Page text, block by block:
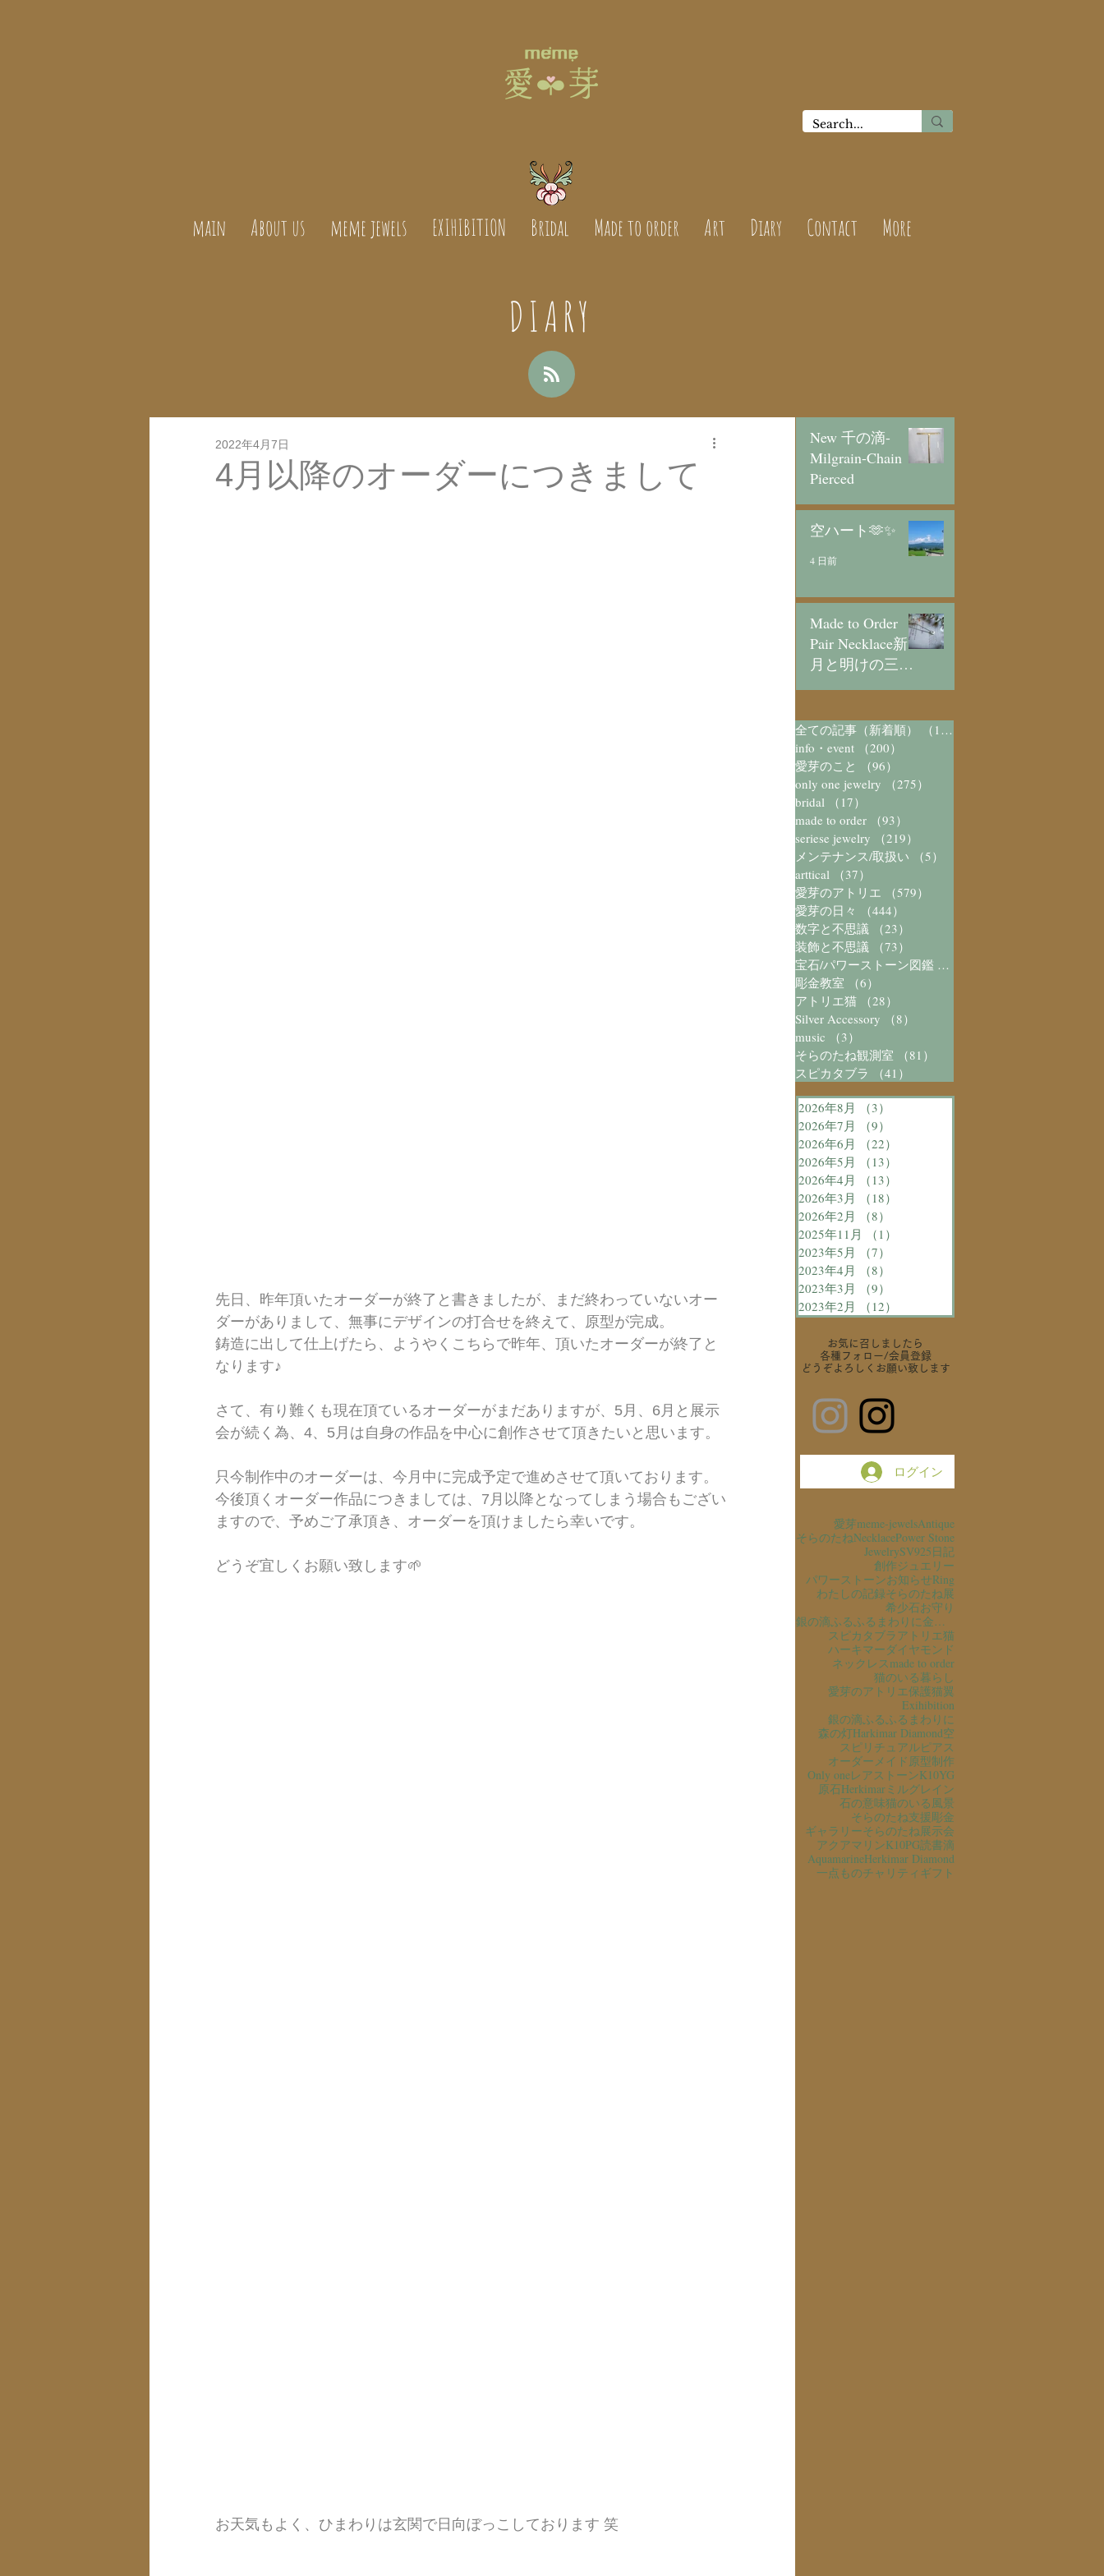
main About us meme jewels EXIHIBITION Bridal Made to order Art Diary Contact More
DIARY
4月以降のオーダーにつきまして
2022年4月7日
先日、昨年頂いたオーダーが終了と書きましたが、まだ終わっていないオー
ダーがありまして、無事にデザインの打合せを終えて、原型が完成。
鋳造に出して仕上げたら、ようやくこちらで昨年、頂いたオーダーが終了と
なります♪
さて、有り難くも現在頂ているオーダーがまだありますが、5月、6月と展示
会が続く為、4、5月は自身の作品を中心に創作させて頂きたいと思います。
只今制作中のオーダーは、今月中に完成予定で進めさせて頂いております。
今後頂くオーダー作品につきましては、7月以降となってしまう場合もござい
ますので、予めご了承頂き、オーダーを頂けましたら幸いです。
どうぞ宜しくお願い致します🌱
お天気もよく、ひまわりは玄関で日向ぼっこしております 笑
New 千の滴-
Milgrain-Chain
Pierced
2 日前
空ハート🫶✨
4 日前
Made to Order
Pair Necklace新
月と明けの三日
5 日前
全ての記事（新着順） （1,073）
info・event
（200）
愛芽のこと
（96）
only one jewelry
（275）
bridal
（17）
made to order
（93）
seriese jewelry
（219）
メンテナンス/取扱い
（5）
arttical
（37）
愛芽のアトリエ
（579）
愛芽の日々
（444）
数字と不思議
（23）
装飾と不思議
（73）
宝石/パワーストーン図鑑 （41）
彫金教室
（6）
アトリエ猫
（28）
Silver Accessory
（8）
music
（3）
そらのたね観測室
（81）
スピカタブラ
（41）
2026年8月 （3）
2026年7月
（9）
2026年6月
（22）
2026年5月
（13）
2026年4月
（13）
2026年3月
（18）
2026年2月
（8）
2025年11月
（1）
2023年5月
（7）
2023年4月
（8）
2023年3月
（9）
2023年2月
（12）
お気に召しましたら
各種フォロー/会員登録
どうぞよろしくお願い致します
ログイン
愛芽meme-jewelsAntique
そらのたねNecklacePower Stone
JewelrySV925日記
創作ジュエリー
パワーストーンお知らせRing
わたしの記録そらのたね展
希少石お守り
銀の滴ふるふるまわりに金の滴ふるふるまわりに
スピカタブラ アトリエ猫
ハーキマーダイヤモンド
ネックレスmade to order
猫のいる暮らし
愛芽のアトリエ保護猫翼
Exihibition
銀の滴ふるふるまわりに
森の灯Harkimar Diamond空
スピリチュアルピアス
オーダーメイド原型制作
Only oneレアストーンK10YG
原石Herkimarミルグレイン
石の意味猫のいる風景
そらのたね支援彫金
ギャラリーそらのたね展示会
アクアマリンK10PG読書滴
AquamarineHerkimar Diamond
一点ものチャリティ ギフト